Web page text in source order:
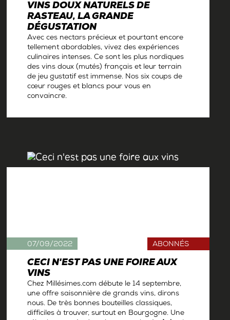
VINS DOUX NATURELS DE
RASTEAU, LA GRANDE
DÉGUSTATION
Avec ces nectars précieux et pourtant encore
tellement abordables, vivez des expériences
culinaires intenses. Ce sont les plus nordiques
des vins doux (mutés) français et leur terrain
de jeu gustatif est immense. Nos six coups de
cœur rouges et blancs pour vous en
convaincre.
CECI N'EST PAS UNE FOIRE AUX
VINS
ABONNÉS
Chez Millésimes.com débute le 14 septembre,
une offre saisonnière de grands vins, dirons
nous. De très bonnes bouteilles classiques,
difficiles à trouver, surtout en Bourgogne. Une
07/09/2022